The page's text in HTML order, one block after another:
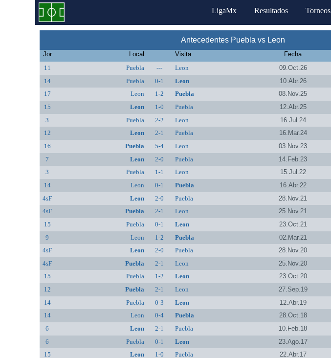
LigaMx Resultados Torneos
Antecedentes Puebla vs Leon
Jor Local Visita Fecha
11
Puebla --- Leon 09.Oct.26
14
Puebla 0-1 Leon 10.Abr.26
17
Leon 1-2 Puebla 08.Nov.25
15
Leon 1-0 Puebla 12.Abr.25
3
Puebla 2-2 Leon 16.Jul.24
12
Leon 2-1 Puebla 16.Mar.24
16
Puebla 5-4 Leon 03.Nov.23
7
Leon 2-0 Puebla 14.Feb.23
3
Puebla 1-1 Leon 15.Jul.22
14
Leon 0-1 Puebla 16.Abr.22
4sF
Leon 2-0 Puebla 28.Nov.21
4sF
Puebla 2-1 Leon 25.Nov.21
15
Puebla 0-1 Leon 23.Oct.21
9
Leon 1-2 Puebla 02.Mar.21
4sF
Leon 2-0 Puebla 28.Nov.20
4sF
Puebla 2-1 Leon 25.Nov.20
15
Puebla 1-2 Leon 23.Oct.20
12
Puebla 2-1 Leon 27.Sep.19
14
Puebla 0-3 Leon 12.Abr.19
14
Leon 0-4 Puebla 28.Oct.18
6
Leon 2-1 Puebla 10.Feb.18
6
Puebla 0-1 Leon 23.Ago.17
15
Leon 1-0 Puebla 22.Abr.17